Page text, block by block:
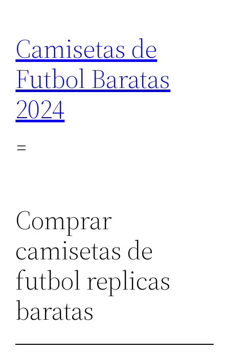
contenido
Camisetas de
Futbol Baratas
2024
Comprar
camisetas de
futbol replicas
baratas